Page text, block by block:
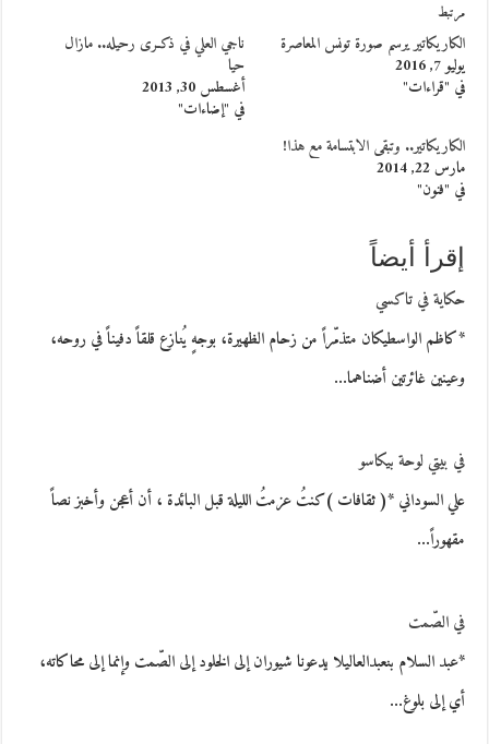
مرتبط
الكاريكاتير يرسم صورة تونس المعاصرة
يوليو 7, 2016
في "قراءات"
ناجي العلي في ذكـرى رحيله.. مازال
حيا
أغسطس 30, 2013
في "إضاءات"
الكاريكاتير.. وتبقى الابتسامة مع هذا!
مارس 22, 2014
في "فنون"
إقرأ أيضاً
حكاية في تاكسي
*كاظم الواسطيكان متذمّراً من زحام الظهيرة، بوجهٍ يُنازع قلقاً دفيناً في روحه،
وعينين غائرتين أضناهما…
في بيتي لوحة بيكاسو
علي السوداني *( ثقافات )كنتُ عزمتُ الليلة قبل البائدة ، أن أعجن وأخبز نصاً
مقهوراً…
في الصّمت
*عبد السلام بنعبدالعاليلا يدعونا شيوران إلى الخلود إلى الصّمت وإنما إلى محاكاته،
أي إلى بلوغ…